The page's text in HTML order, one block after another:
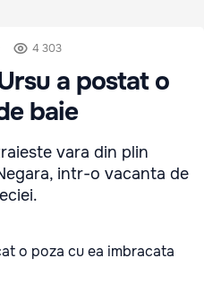
4 303
a postat o
baie
vara din plin
intr-o vacanta de
o poza cu ea imbracata